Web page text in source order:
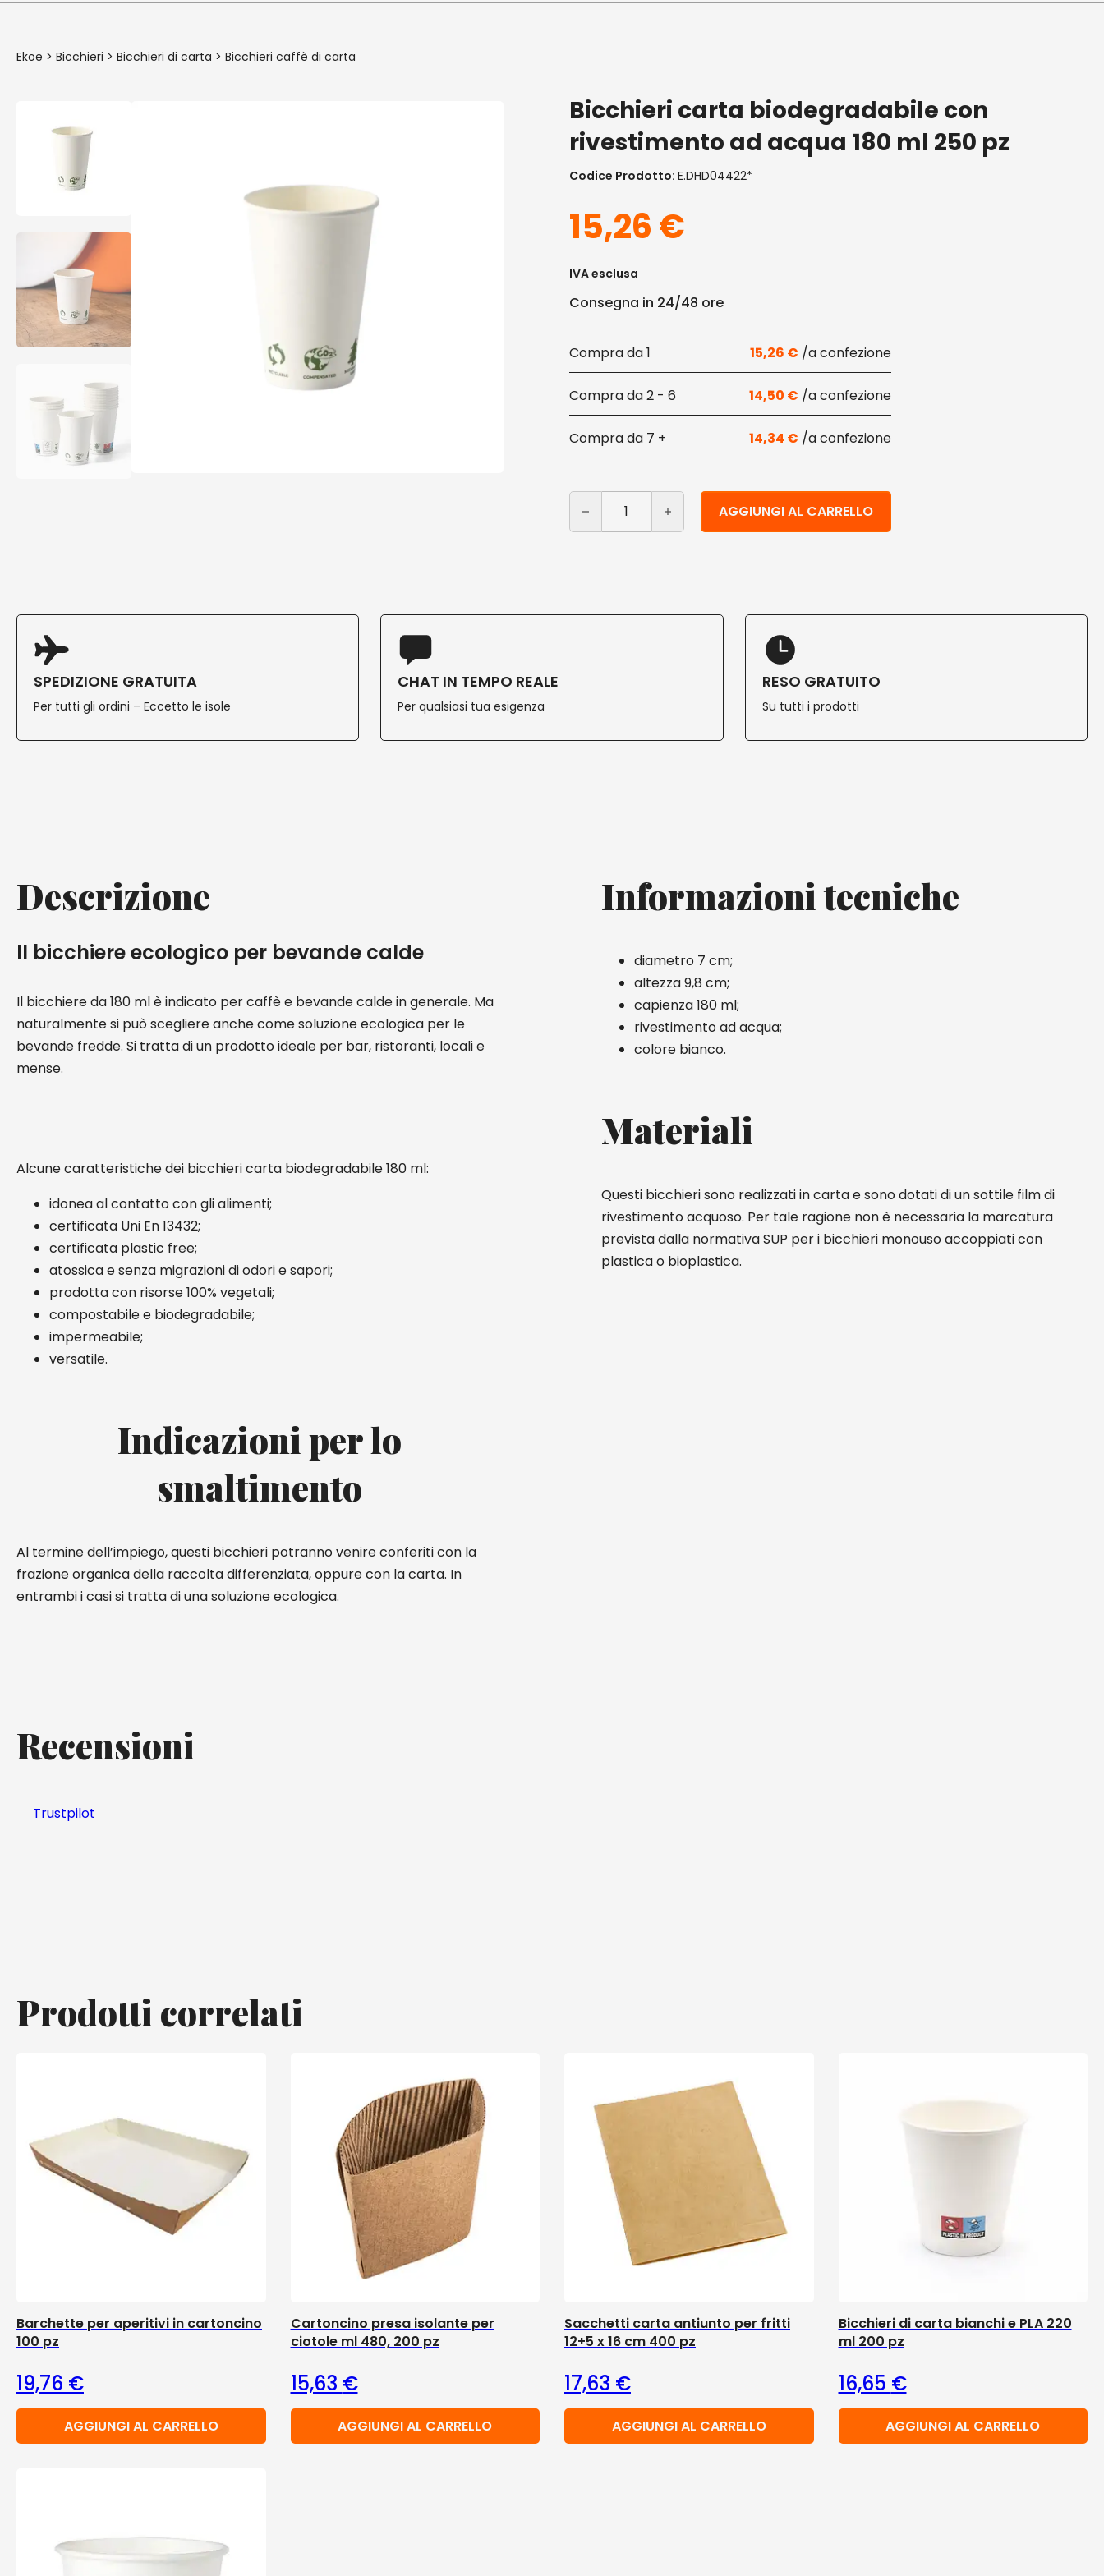
Ekoe > Bicchieri > Bicchieri di carta > Bicchieri caffè di carta
Bicchieri carta biodegradabile con
rivestimento ad acqua 180 ml 250 pz
Codice Prodotto: E.DHD04422*
15,26€
IVA esclusa
Consegna in 24/48 ore
1 15,26 €
2 - 6 14,50 €
7 + 14,34 €
Bicchieri carta biodegradabile con rivestimento ad acqua 180 ml 250 pz quantità
AGGIUNGI AL CARRELLO
Alternative:
SPEDIZIONE GRATUITA
Per tutti gli ordini – Eccetto le isole
CHAT IN TEMPO REALE
Per qualsiasi tua esigenza
RESO GRATUITO
Su tutti i prodotti
Descrizione
Il bicchiere ecologico per bevande calde
Il bicchiere da 180 ml è indicato per caffè e bevande calde in generale. Ma
naturalmente si può scegliere anche come soluzione ecologica per le
bevande fredde. Si tratta di un prodotto ideale per bar, ristoranti, locali e
mense.
Alcune caratteristiche dei bicchieri carta biodegradabile 180 ml:
idonea al contatto con gli alimenti;
certificata Uni En 13432;
certificata plastic free;
atossica e senza migrazioni di odori e sapori;
prodotta con risorse 100% vegetali;
compostabile e biodegradabile;
impermeabile;
versatile.
Indicazioni per lo
smaltimento
Al termine dell’impiego, questi bicchieri potranno venire conferiti con la
frazione organica della raccolta differenziata, oppure con la carta. In
entrambi i casi si tratta di una soluzione ecologica.
Informazioni tecniche
diametro 7 cm;
altezza 9,8 cm;
capienza 180 ml;
rivestimento ad acqua;
colore bianco.
Materiali
Questi bicchieri sono realizzati in carta e sono dotati di un sottile film di
rivestimento acquoso. Per tale ragione non è necessaria la marcatura
prevista dalla normativa SUP per i bicchieri monouso accoppiati con
plastica o bioplastica.
Recensioni
Trustpilot
Prodotti correlati
Barchette per aperitivi in cartoncino
100 pz
19,76 €
AGGIUNGI AL CARRELLO
Cartoncino presa isolante per
ciotole ml 480, 200 pz
15,63 €
AGGIUNGI AL CARRELLO
Sacchetti carta antiunto per fritti
12+5 x 16 cm 400 pz
17,63 €
AGGIUNGI AL CARRELLO
Bicchieri di carta bianchi e PLA 220
ml 200 pz
16,65 €
AGGIUNGI AL CARRELLO